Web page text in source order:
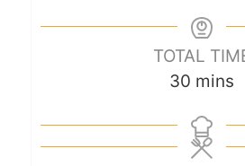
TOTAL
30 mins